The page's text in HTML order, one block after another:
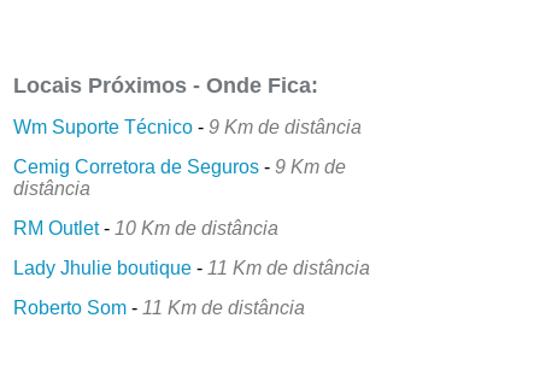
Locais Próximos - Onde Fica:
Wm Suporte Técnico -9 Km de distância
Cemig Corretora de Seguros -9 Km de
distância
RM Outlet- 10 Km de distância
Lady Jhulie boutique - 11 Km de distância
Roberto Som - 11 Km de distância